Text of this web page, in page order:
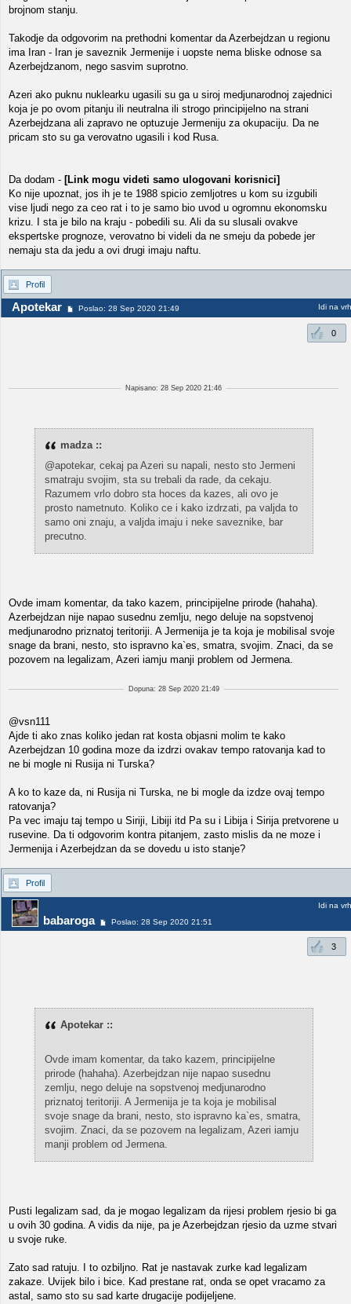
brojnom stanju.
Takodje da odgovorim na prethodni komentar da Azerbejdzan u regionu
ima Iran - Iran je saveznik Jermenije i uopste nema bliske odnose sa
Azerbejdzanom, nego sasvim suprotno.
Azeri ako puknu nuklearku ugasili su ga u siroj medjunarodnoj zajednici
koja je po ovom pitanju ili neutralna ili strogo principijelno na strani
Azerbejdzana ali zapravo ne optuzuje Jermeniju za okupaciju. Da ne
pricam sto su ga verovatno ugasili i kod Rusa.
Da dodam - [Link mogu videti samo ulogovani korisnici]
Ko nije upoznat, jos ih je te 1988 spicio zemljotres u kom su izgubili
vise ljudi nego za ceo rat i to je samo bio uvod u ogromnu ekonomsku
krizu. I sta je bilo na kraju - pobedili su. Ali da su slusali ovakve
ekspertske prognoze, verovatno bi videli da ne smeju da pobede jer
nemaju sta da jedu a ovi drugi imaju naftu.
Profil
Apotekar Poslao: 28 Sep 2020 21:49 Idi na vrh
0
Napisano: 28 Sep 2020 21:46
madza ::
@apotekar, cekaj pa Azeri su napali, nesto sto Jermeni
smatraju svojim, sta su trebali da rade, da cekaju.
Razumem vrlo dobro sta hoces da kazes, ali ovo je
prosto nametnuto. Koliko ce i kako izdrzati, pa valjda to
samo oni znaju, a valjda imaju i neke saveznike, bar
precutno.
Ovde imam komentar, da tako kazem, principijelne prirode (hahaha).
Azerbejdzan nije napao susednu zemlju, nego deluje na sopstvenoj
medjunarodno priznatoj teritoriji. A Jermenija je ta koja je mobilisal svoje
snage da brani, nesto, sto ispravno ka`es, smatra, svojim. Znaci, da se
pozovem na legalizam, Azeri iamju manji problem od Jermena.
Dopuna: 28 Sep 2020 21:49
@vsn111
Ajde ti ako znas koliko jedan rat kosta objasni molim te kako
Azerbejdzan 10 godina moze da izdrzi ovakav tempo ratovanja kad to
ne bi mogle ni Rusija ni Turska?
A ko to kaze da, ni Rusija ni Turska, ne bi mogle da izdze ovaj tempo
ratovanja?
Pa vec imaju taj tempo u Siriji, Libiji itd Pa su i Libija i Sirija pretvorene u
rusevine. Da ti odgovorim kontra pitanjem, zasto mislis da ne moze i
Jermenija i Azerbejdzan da se dovedu u isto stanje?
Profil
babaroga Poslao: 28 Sep 2020 21:51
Idi na vrh
3
Apotekar ::
Ovde imam komentar, da tako kazem, principijelne
prirode (hahaha). Azerbejdzan nije napao susednu
zemlju, nego deluje na sopstvenoj medjunarodno
priznatoj teritoriji. A Jermenija je ta koja je mobilisal
svoje snage da brani, nesto, sto ispravno ka`es, smatra,
svojim. Znaci, da se pozovem na legalizam, Azeri iamju
manji problem od Jermena.
Pusti legalizam sad, da je mogao legalizam da rijesi problem rjesio bi ga
u ovih 30 godina. A vidis da nije, pa je Azerbejdzan rjesio da uzme stvari
u svoje ruke.
Zato sad ratuju. I to ozbiljno. Rat je nastavak zurke kad legalizam
zakaze. Uvijek bilo i bice. Kad prestane rat, onda se opet vracamo za
astal, samo sto su sad karte drugacije podijeljene.